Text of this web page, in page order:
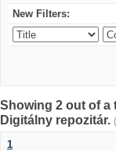
New Filters:
Showing 2 out of a
Digitálny repozitár.
1